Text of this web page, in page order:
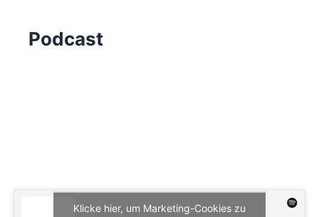
Podcast
Klicke hier, um Marketing-Cookies zu